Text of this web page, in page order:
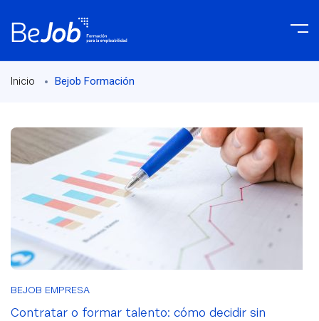
Inicio Bejob Formación
BEJOB EMPRESA
Contratar o formar talento: cómo decidir sin